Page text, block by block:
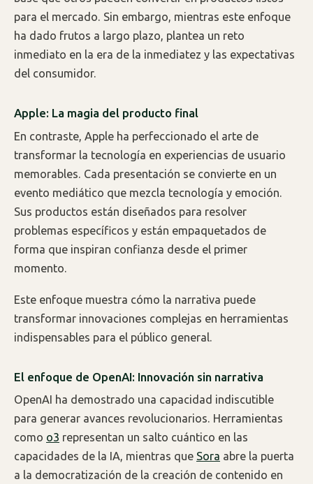
para el mercado. Sin embargo, mientras este enfoque
ha dado frutos a largo plazo, plantea un reto
inmediato en la era de la inmediatez y las expectativas
del consumidor.
Apple: La magia del producto final
En contraste, Apple ha perfeccionado el arte de
transformar la tecnología en experiencias de usuario
memorables. Cada presentación se convierte en un
evento mediático que mezcla tecnología y emoción.
Sus productos están diseñados para resolver
problemas específicos y están empaquetados de
forma que inspiran confianza desde el primer
momento.
Este enfoque muestra cómo la narrativa puede
transformar innovaciones complejas en herramientas
indispensables para el público general.
El enfoque de OpenAI: Innovación sin narrativa
OpenAI ha demostrado una capacidad indiscutible
para generar avances revolucionarios. Herramientas
como o3 representan un salto cuántico en las
capacidades de la IA, mientras que Sora abre la puerta
a la democratización de la creación de contenido en